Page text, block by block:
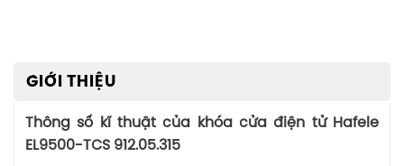
GIỚI THIỆU
Thông số kĩ thuật của khóa cửa điện tử Hafele
EL9500-TCS 912.05.315